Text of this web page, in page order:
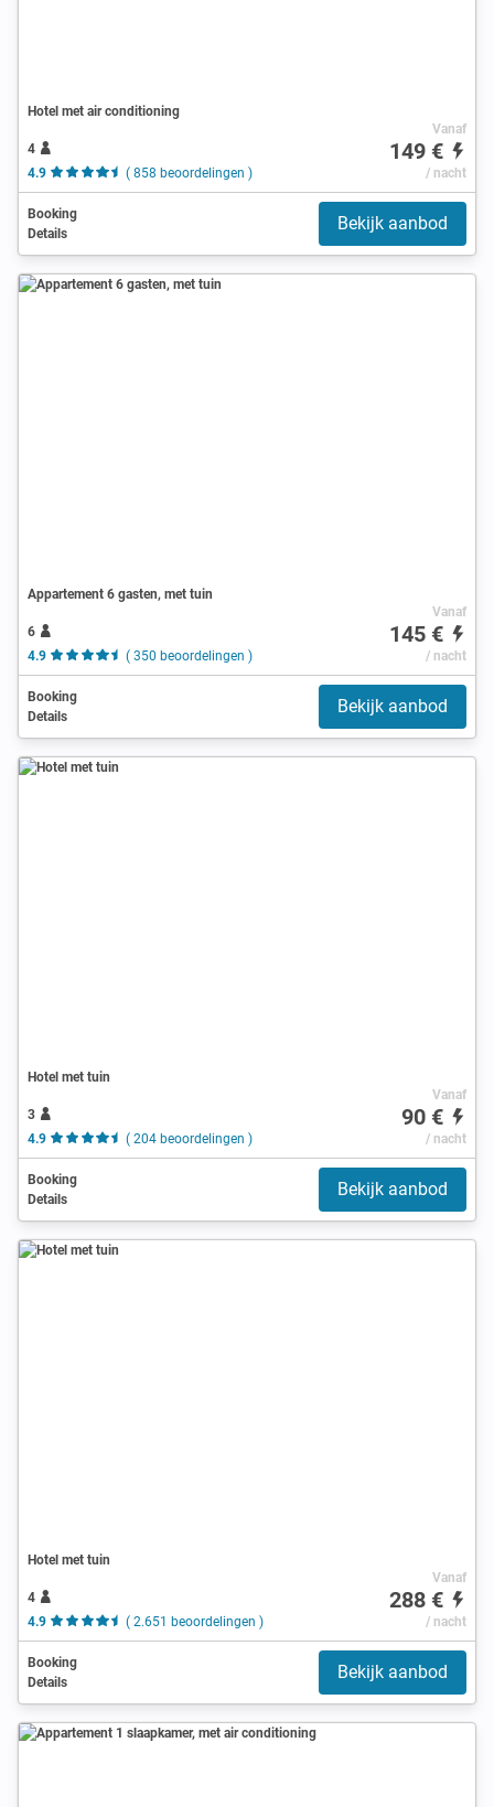
Hotel met air conditioning
4
4.9
( 858 beoordelingen )
Vanaf
149 €
/ nacht
Booking
Details
Bekijk aanbod
Appartement 6 gasten, met tuin
6
4.9
( 350 beoordelingen )
Vanaf
145 €
/ nacht
Booking
Details
Bekijk aanbod
Hotel met tuin
3
4.9
( 204 beoordelingen )
Vanaf
90 €
/ nacht
Booking
Details
Bekijk aanbod
Hotel met tuin
4
4.9
( 2.651 beoordelingen )
Vanaf
288 €
/ nacht
Booking
Details
Bekijk aanbod